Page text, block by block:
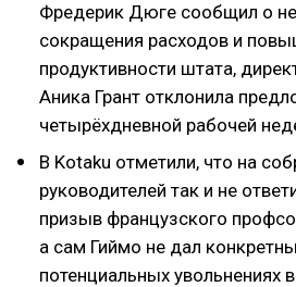
Фредерик Дюге сообщил о
сокращения расходов и
продуктивности штата,
Аника Грант отклонила
четырёхдневной рабочей
В Kotaku отметили, что на
руководителей так и не
призыв французского
а сам Гиймо не дал
потенциальных увольнениях